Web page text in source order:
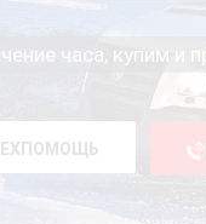
часа, купим и